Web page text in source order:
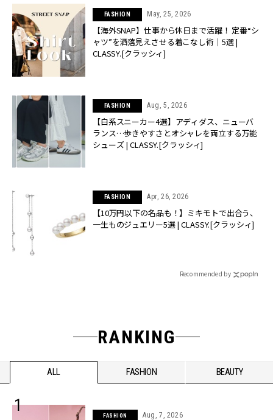
FASHION May, 25, 2026
【海外SNAP】仕事から休日まで活躍！ 定番“シ
ャツ”を洒落見えさせる着こなし術｜5選 |
CLASSY.[クラッシィ]
FASHION Aug, 5, 2026
【白系スニーカー4選】アディダス、ニューバ
ランス…歩きやすさとオシャレを両立する万能
シューズ | CLASSY.[クラッシィ]
FASHION Apr, 26, 2026
【10万円以下の名品も！】ミキモトで出合う、
一生ものジュエリー5選 | CLASSY.[クラッシィ]
Recommended by
RANKING
ALL FASHION BEAUTY
FASHION Aug, 7, 2026